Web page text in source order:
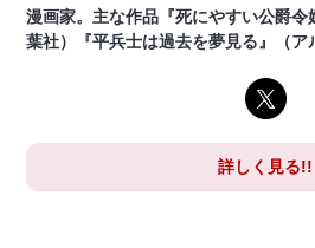
漫画家。主な作品『死にやすい公爵令
葉社）『平兵士は過去を夢見る』（ア
詳しく見る!!